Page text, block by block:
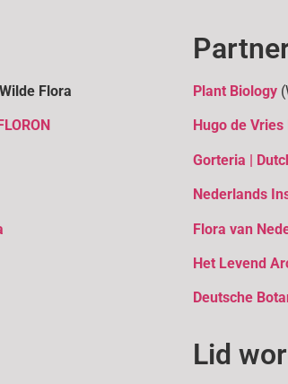
Flora Plant Biology
Hugo de Vries
Gorteria |
Nederlands
Flora van
Het Levend
Deutsche
Lid